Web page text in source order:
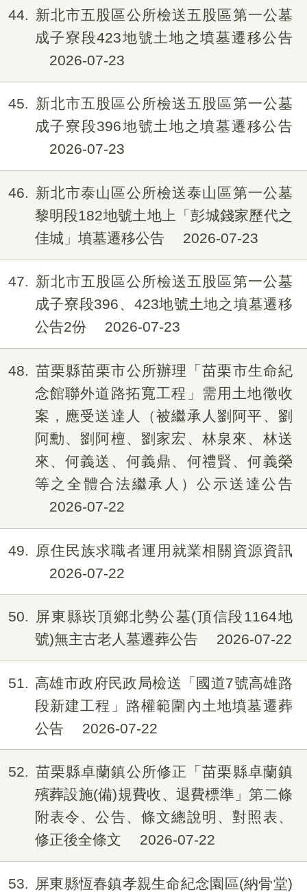
44
新北市五股區公所檢送五股區第一公墓
成子寮段423地號土地之墳墓遷移公告
2026-07-23
45
新北市五股區公所檢送五股區第一公墓
成子寮段396地號土地之墳墓遷移公告
2026-07-23
46
新北市泰山區公所檢送泰山區第一公墓
黎明段182地號土地上「彭城錢家歷代之
佳城」墳墓遷移公告
2026-07-23
47
新北市五股區公所檢送五股區第一公墓
成子寮段396、423地號土地之墳墓遷移
公告2份
2026-07-23
48
苗栗縣苗栗市公所辦理「苗栗市生命紀
念館聯外道路拓寬工程」需用土地徵收
案，應受送達人（被繼承人劉阿平、劉
阿勳、劉阿檀、劉家宏、林泉來、林送
來、何義送、何義鼎、何禮賢、何義榮
等之全體合法繼承人）公示送達公告
2026-07-22
49
原住民族求職者運用就業相關資源資訊
2026-07-22
50
屏東縣崁頂鄉北勢公墓(頂信段1164地
號)無主古老人墓遷葬公告
2026-07-22
51
高雄市政府民政局檢送「國道7號高雄路
段新建工程」路權範圍內土地墳墓遷葬
公告
2026-07-22
52
苗栗縣卓蘭鎮公所修正「苗栗縣卓蘭鎮
殯葬設施(備)規費收、退費標準」第二條
附表令、公告、條文總說明、對照表、
修正後全條文
2026-07-22
53
屏東縣恆春鎮孝親生命紀念園區(納骨堂)